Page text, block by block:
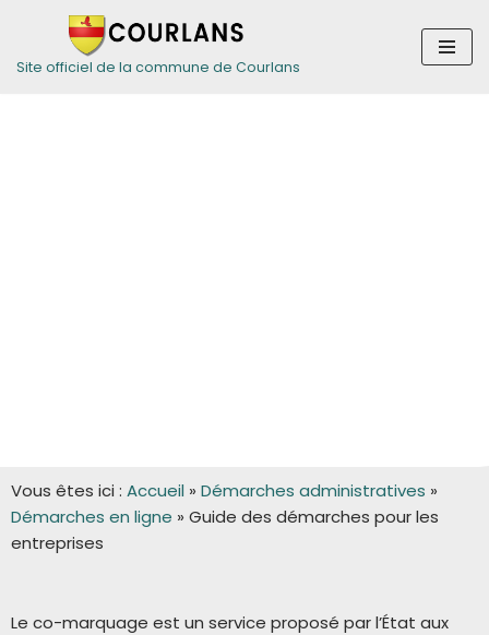
Aller
Site officiel de la commune de Courlans
Vous êtes ici : Accueil » Démarches administratives »
Démarches en ligne » Guide des démarches pour les
entreprises
Le co-marquage est un service proposé par l’État aux